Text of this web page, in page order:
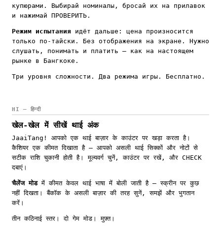
купюрами. Выбирай номиналы, бросай их на прилавок
и нажимай ПРОВЕРИТЬ.
Режим испытания идёт дальше: цена произносится
только по-тайски. Без отображения на экране. Нужно
слушать, понимать и платить — как на настоящем
рынке в Бангкоке.
Три уровня сложности. Два режима игры. Бесплатно.
HI — हिन्दी
खेल-खेल में सीखें थाई अंक
JaaiTang! आपको एक थाई बाज़ार के काउंटर पर खड़ा करता है।
कैशियर एक कीमत दिखाता है — आपको असली थाई सिक्कों और नोटों से
सटीक राशि चुकानी होती है। मूल्यवर्ग चुनें, काउंटर पर रखें, और CHECK
दबाएं।
चैलेंज मोडमें कीमत केवल थाई भाषा में बोली जाती है — स्क्रीन पर कुछ
नहीं दिखता। बैंकॉक के असली बाज़ार की तरह सुनें, समझें और भुगतान
करें।
तीन कठिनाई स्तर। दो गेम मोड। मुफ़्त।